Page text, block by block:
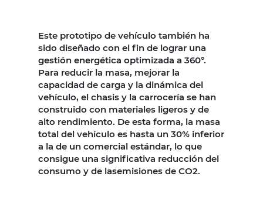
Este prototipo de vehículo también ha
sido diseñado con el fin de lograr una
gestión energética optimizada a 360°.
Para reducir la masa, mejorar la
capacidad de carga y la dinámica del
vehículo, el chasis y la carrocería se han
construido con materiales ligeros y de
alto rendimiento. De esta forma, la masa
total del vehículo es hasta un 30% inferior
a la de un comercial estándar, lo que
consigue una significativa reducción del
consumo y de lasemisiones de CO2.